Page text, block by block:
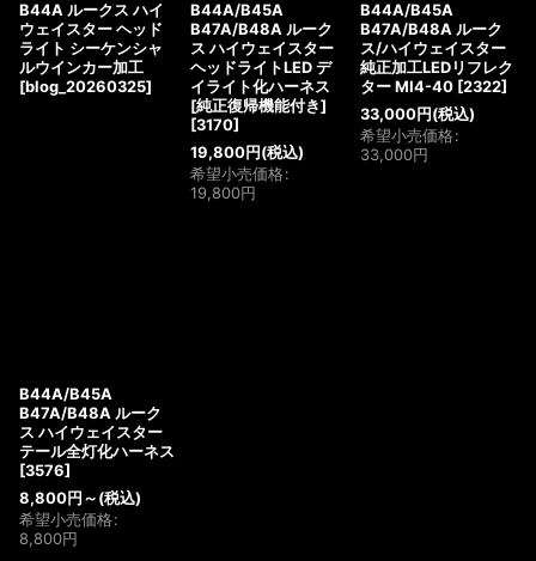
B44A ルークス ハイ
ウェイスター ヘッド
ライト シーケンシャ
ルウインカー加工
[blog_20260325]
B44A/B45A
B47A/B48A ルーク
ス ハイウェイスター
ヘッドライトLED デ
イライト化ハーネス
[純正復帰機能付き]
[3170]
19,800円 (税込)
希望小売価格:
19,800円
B44A/B45A
B47A/B48A ルーク
ス/ハイウェイスター
純正加工LEDリフレク
ター MI4-40 [2322]
33,000円 (税込)
希望小売価格:
33,000円
B44A/B45A
B47A/B48A ルーク
ス ハイウェイスター
テール全灯化ハーネス
[3576]
8,800円 ～ (税込)
希望小売価格:
8,800円